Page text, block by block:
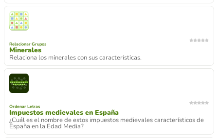
Relacionar Grupos
Minerales
Relaciona los minerales con sus características.
Ordenar Letras
Impuestos medievales en España
¿Cuál es el nombre de estos impuestos medievales característicos de
España en la Edad Media?